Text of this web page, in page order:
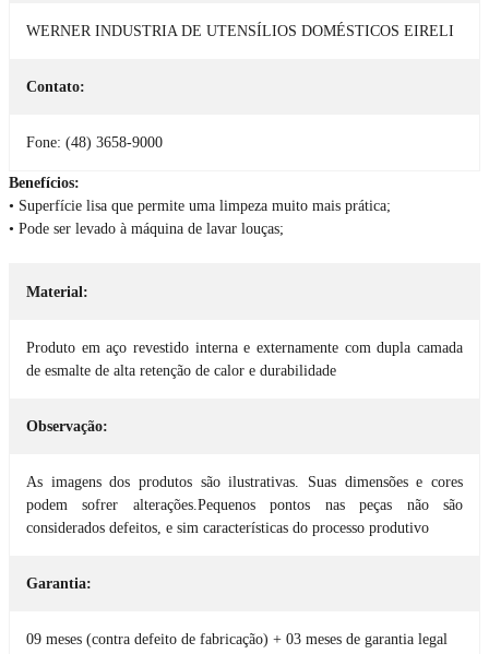
WERNER INDUSTRIA DE UTENSÍLIOS DOMÉSTICOS EIRELI
Contato:
Fone: (48) 3658-9000
Benefícios:
• Superfície lisa que permite uma limpeza muito mais prática;
• Pode ser levado à máquina de lavar louças;
Material:
Produto em aço revestido interna e externamente com dupla camada
de esmalte de alta retenção de calor e durabilidade
Observação:
As imagens dos produtos são ilustrativas. Suas dimensões e cores
podem sofrer alterações.Pequenos pontos nas peças não são
considerados defeitos, e sim características do processo produtivo
Garantia:
09 meses (contra defeito de fabricação) + 03 meses de garantia legal